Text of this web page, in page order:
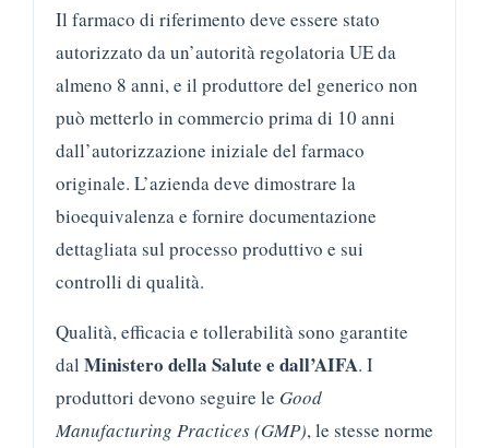
Il farmaco di riferimento deve essere stato
autorizzato da un’autorità regolatoria UE da
almeno 8 anni, e il produttore del generico non
può metterlo in commercio prima di 10 anni
dall’autorizzazione iniziale del farmaco
originale. L’azienda deve dimostrare la
bioequivalenza e fornire documentazione
dettagliata sul processo produttivo e sui
controlli di qualità.
Qualità, efficacia e tollerabilità sono garantite
dal Ministero della Salute e dall’AIFA. I
produttori devono seguire le Good
Manufacturing Practices (GMP), le stesse norme